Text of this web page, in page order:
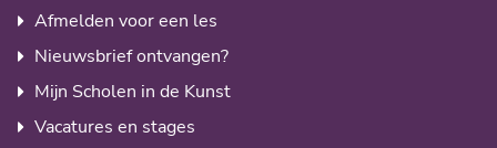
Afmelden voor een les
Nieuwsbrief ontvangen?
Mijn Scholen in de Kunst
Vacatures en stages